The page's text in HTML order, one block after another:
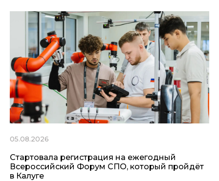
05.08.2026
Стартовала регистрация на ежегодный
Всероссийский Форум СПО, который пройдёт
в Калуге